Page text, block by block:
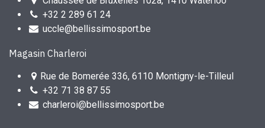
+32 2 289 61 24
uccle@bellissimosport.be
Magasin Charleroi
Rue de Bomerée 336, 6110 Montigny-le-Tilleul
+32 71 38 87 55
charleroi@bellissimosport.be